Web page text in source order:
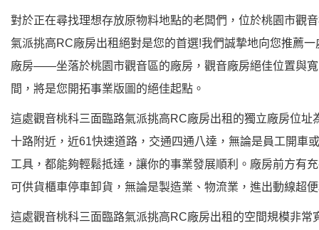
對於正在尋找理想存放原物料地點的老闆們，位於桃園市觀
氣派挑高RC廠房出租絕對是您的首選!我們誠摯地向您推薦一
廠房——坐落於桃園市觀音區的廠房，觀音廠房絕佳位置與
間，將是您開拓事業版圖的絕佳起點。
這處觀音桃科三面臨路氣派挑高RC廠房出租的獨立廠房位址
十路附近，近61快速道路，交通四通八達，無論是員工開車
工具，都能夠輕鬆抵達，讓你的事業發展順利。廠房前方有
可供貨櫃車停車卸貨，無論是製造業、物流業，進出動線超
這處觀音桃科三面臨路氣派挑高RC廠房出租的空間規模非常